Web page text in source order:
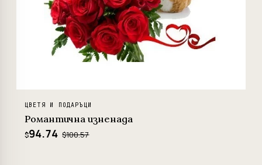
ЦВЕТЯ И ПОДАРЪЦИ
Романтична изненада
$94.74 $100.57